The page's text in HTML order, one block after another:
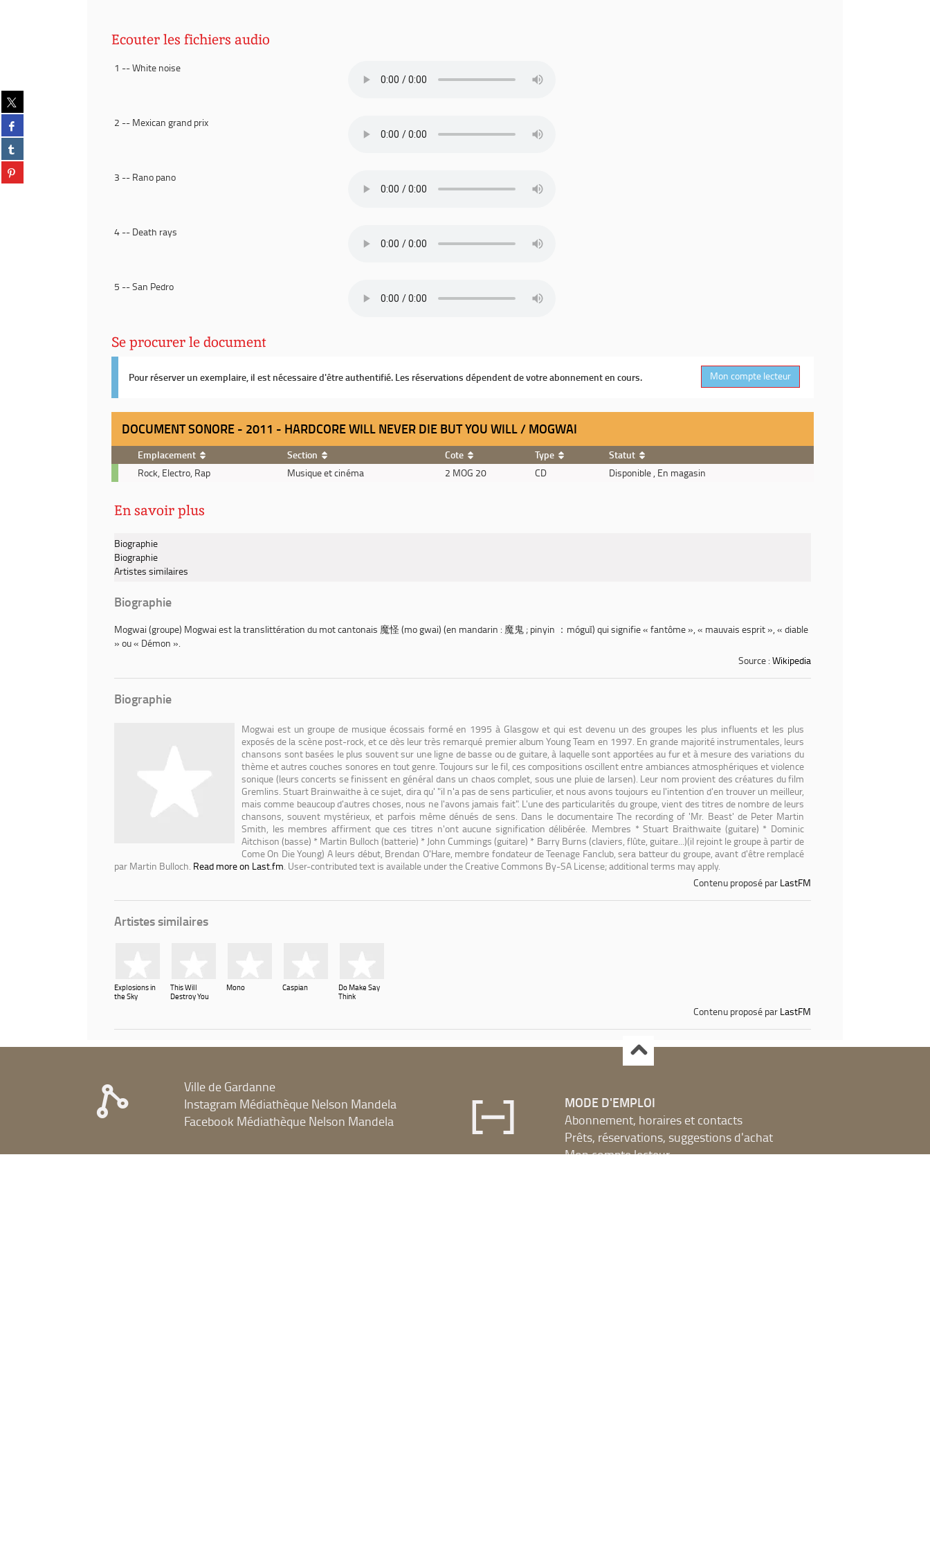
Partager
sur
twitter
(Nouvelle
fenêtre)
Partager
sur
facebook
(Nouvelle
fenêtre)
Partager
sur
tumblr
(Nouvelle
Partager
sur
Ecouter les fichiers audio
1 -- White noise
2 -- Mexican grand prix
3 -- Rano pano
4 -- Death rays
5 -- San Pedro
Se procurer le document
Pour réserver un exemplaire, il est nécessaire d'être authentifié. Les réservations dépendent de votre abonnement en cours. Mon compte lecteur
DOCUMENT SONORE - 2011 - HARDCORE WILL NEVER DIE BUT YOU WILL / MOGWAI
Document
sonore
2011
Hardcore
will
never
but
you
Mogwai
Emplacement Section Cote Type
Statut
Rock, Electro, Rap
Musique et cinéma 2 MOG 20 CD Disponible , En magasin
En savoir plus
Biographie
Biographie
Artistes similaires
Biographie
Mogwai (groupe) Mogwai est la translittération du mot cantonais 魔怪 (mo gwai) (en mandarin : 魔鬼 ; pinyin ：móguǐ) qui signifie « fantôme », « mauvais esprit », « diable
» ou « Démon ».
Source : Wikipedia
Biographie
Mogwai est un groupe de musique écossais formé en 1995 à Glasgow et qui est devenu un des groupes les plus influents et les plus
exposés de la scène post-rock, et ce dès leur très remarqué premier album Young Team en 1997. En grande majorité instrumentales, leurs
chansons sont basées le plus souvent sur une ligne de basse ou de guitare, à laquelle sont apportées au fur et à mesure des variations du
thème et autres couches sonores en tout genre. Toujours sur le fil, ces compositions oscillent entre ambiances atmosphériques et violence
sonique (leurs concerts se finissent en général dans un chaos complet, sous une pluie de larsen). Leur nom provient des créatures du film
Gremlins. Stuart Brainwaithe à ce sujet, dira qu' "il n'a pas de sens particulier, et nous avons toujours eu l'intention d'en trouver un meilleur,
mais comme beaucoup d'autres choses, nous ne l'avons jamais fait". L'une des particularités du groupe, vient des titres de nombre de leurs
chansons, souvent mystérieux, et parfois même dénués de sens. Dans le documentaire The recording of 'Mr. Beast' de Peter Martin
Smith, les membres affirment que ces titres n'ont aucune signification délibérée. Membres * Stuart Braithwaite (guitare) * Dominic
Aitchison (basse) * Martin Bulloch (batterie) * John Cummings (guitare) * Barry Burns (claviers, flûte, guitare...)(il rejoint le groupe à partir de
Come On Die Young) A leurs début, Brendan O'Hare, membre fondateur de Teenage Fanclub, sera batteur du groupe, avant d'être remplacé
par Martin Bulloch. Read more on Last.fm. User-contributed text is available under the Creative Commons By-SA License; additional terms may apply.
Contenu proposé par LastFM
Artistes similaires
Explosions in
the Sky
This Will
Destroy You
Mono Caspian
Do Make Say
Think
Contenu proposé par LastFM
Ville de Gardanne
Instagram Médiathèque Nelson Mandela
Facebook Médiathèque Nelson Mandela
MODE D'EMPLOI
Abonnement, horaires et contacts
Prêts, réservations, suggestions d'achat
Mon compte lecteur